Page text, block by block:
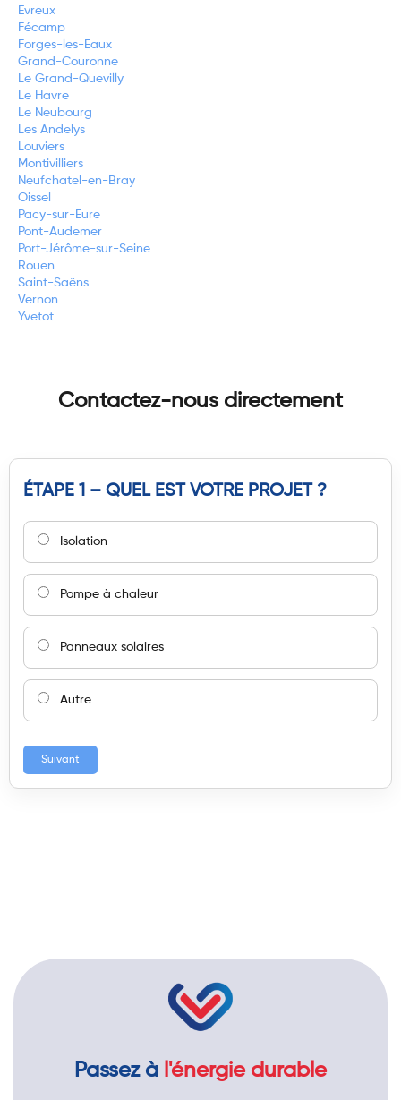
Evreux
Fécamp
Forges-les-Eaux
Grand-Couronne
Le Grand-Quevilly
Le Havre
Le Neubourg
Les Andelys
Louviers
Montivilliers
Neufchatel-en-Bray
Oissel
Pacy-sur-Eure
Pont-Audemer
Port-Jérôme-sur-Seine
Rouen
Saint-Saëns
Vernon
Yvetot
Contactez-nous directement
ÉTAPE 1 – QUEL EST VOTRE PROJET ?
Isolation
Pompe à chaleur
Panneaux solaires
Autre
Suivant
Passez à l'énergie durable